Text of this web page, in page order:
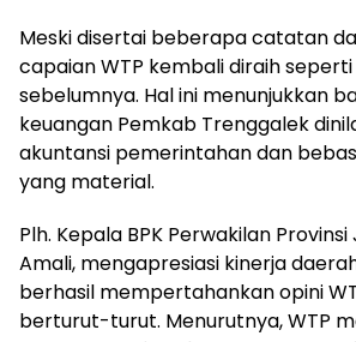
Meski disertai beberapa catatan
capaian WTP kembali diraih
sebelumnya. Hal ini menunjukkan
keuangan Pemkab Trenggalek
akuntansi pemerintahan dan
yang material.
Plh. Kepala BPK Perwakilan
Amali, mengapresiasi kinerja
berhasil mempertahankan opini
berturut-turut. Menurutnya, WTP